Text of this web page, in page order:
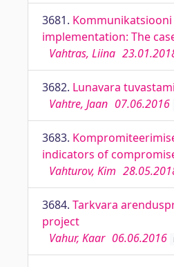
3681.
implementation: The
Vahtras, Liina
3682. Lunavara
Vahtre, Jaan 07.06.2016
3683.
indicators of
Vahturov, Kim
3684. Tarkvara
project
Vahur, Kaar 06.06.2016